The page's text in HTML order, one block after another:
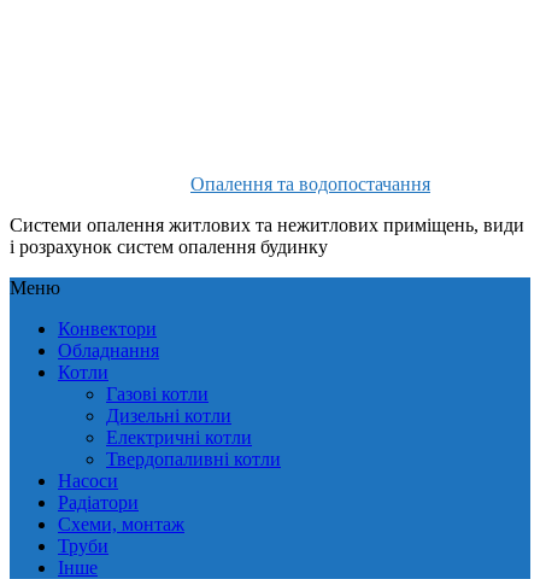
Опалення та водопостачання
Системи опалення житлових та нежитлових приміщень, види
і розрахунок систем опалення будинку
Меню
Конвектори
Обладнання
Котли
Газові котли
Дизельні котли
Електричні котли
Твердопаливні котли
Насоси
Радіатори
Схеми, монтаж
Труби
Інше